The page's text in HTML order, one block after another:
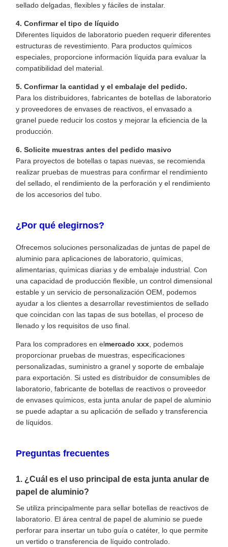
sellado delgadas, flexibles y fáciles de instalar.
4. Confirmar el tipo de líquido
Diferentes líquidos de laboratorio pueden requerir diferentes
estructuras de revestimiento. Para productos químicos
especiales, proporcione información líquida para evaluar la
compatibilidad del material.
5. Confirmar la cantidad y el embalaje del pedido.
Para los distribuidores, fabricantes de botellas de laboratorio
y proveedores de envases de reactivos, el envasado a
granel puede reducir los costos y mejorar la eficiencia de la
producción.
6. Solicite muestras antes del pedido masivo
Para proyectos de botellas o tapas nuevas, se recomienda
realizar pruebas de muestras para confirmar el rendimiento
del sellado, el rendimiento de la perforación y el rendimiento
de los accesorios del tubo.
¿Por qué elegirnos?
Ofrecemos soluciones personalizadas de juntas de papel de
aluminio para aplicaciones de laboratorio, químicas,
alimentarias, químicas diarias y de embalaje industrial. Con
una capacidad de producción flexible, un control dimensional
estable y un servicio de personalización OEM, podemos
ayudar a los clientes a desarrollar revestimientos de sellado
que coincidan con las tapas de sus botellas, el proceso de
llenado y los requisitos de uso final.
Para los compradores en elmercado xxx , podemos
proporcionar pruebas de muestras, especificaciones
personalizadas, suministro a granel y soporte de embalaje
para exportación. Si usted es distribuidor de consumibles de
laboratorio, fabricante de botellas de reactivos o proveedor
de envases químicos, esta junta anular de papel de aluminio
se puede adaptar a su aplicación de sellado y transferencia
de líquidos.
Preguntas frecuentes
1. ¿Cuál es el uso principal de esta junta anular de
papel de aluminio?
Se utiliza principalmente para sellar botellas de reactivos de
laboratorio. El área central de papel de aluminio se puede
perforar para insertar un tubo guía o catéter, lo que permite
un vertido o transferencia de líquido controlado.